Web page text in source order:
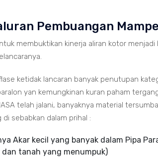
Pembuangan
membuktikan kinerja aliran kotor
ketidak lancaran banyak penutupan
yan kemungkinan kuran paham
telah jalani, banyaknya material
di sebabkan dalam prihal :
Akar kecil yang banyak dalam Pipa
tanah yang menumpuk)